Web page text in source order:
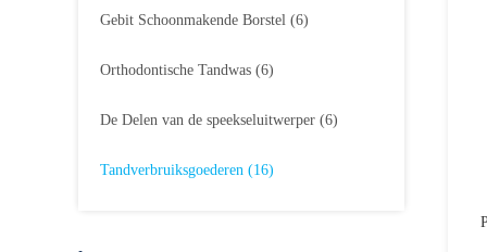
Gebit Schoonmakende Borstel (6)
Orthodontische Tandwas (6)
De Delen van de speekseluitwerper (6)
Tandverbruiksgoederen (16)